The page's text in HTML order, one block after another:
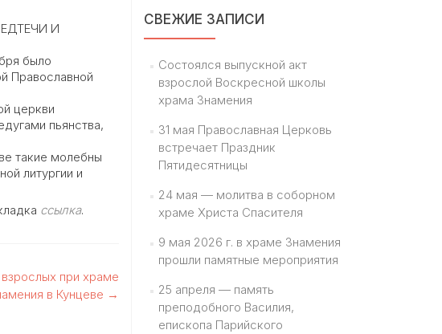
И
было
Православной
церкви
пьянства,
такие молебны
литургии и
ссылка.
при храме
в Кунцеве →
СВЕЖИЕ ЗАПИСИ
Состоялся выпускной акт
взрослой Воскресной школы
храма Знамения
31 мая Православная Церковь
встречает Праздник
Пятидесятницы
24 мая — молитва в соборном
храме Христа Спасителя
9 мая 2026 г. в храме Знамения
прошли памятные мероприятия
25 апреля — память
преподобного Василия,
епископа Парийского